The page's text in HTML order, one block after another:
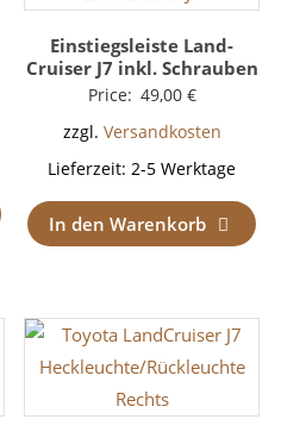
Einstiegsleiste Land-
Cruiser J7 inkl. Schrauben
Price: 49,00 €
zzgl. Versandkosten
Lieferzeit:2-5 Werktage
In den Warenkorb